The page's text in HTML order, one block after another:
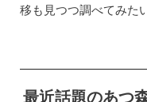
移も見つつ調べてみた
最近話題のあつ